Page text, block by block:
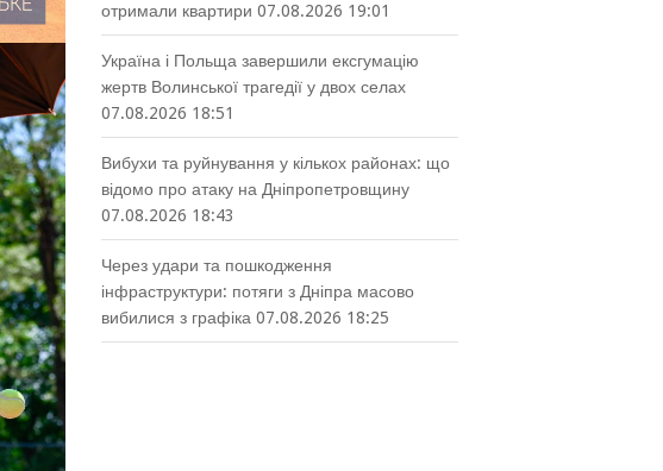
отримали квартири 07.08.2026 19:01
Україна і Польща завершили ексгумацію
жертв Волинської трагедії у двох селах
07.08.2026 18:51
Вибухи та руйнування у кількох районах: що
відомо про атаку на Дніпропетровщину
07.08.2026 18:43
Через удари та пошкодження
інфраструктури: потяги з Дніпра масово
вибилися з графіка 07.08.2026 18:25